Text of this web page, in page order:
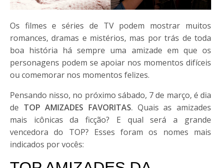
Os filmes e séries de TV podem mostrar muitos
romances, dramas e mistérios, mas por trás de toda
boa história há sempre uma amizade em que os
personagens podem se apoiar nos momentos difíceis
ou comemorar nos momentos felizes.
Pensando nisso, no próximo sábado, 7 de março, é dia
de TOP AMIZADES FAVORITAS. Quais as amizades
mais icônicas da ficção? E qual será a grande
vencedora do TOP? Esses foram os nomes mais
indicados por vocês: